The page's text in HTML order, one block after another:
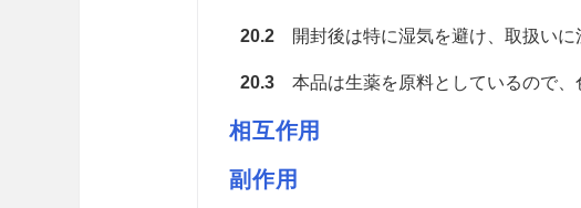
20.2開封後は特に湿気を避け、取扱いに
20.3本品は生薬を原料としているので、
相互作用
副作用